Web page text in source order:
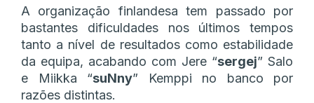
A organização finlandesa tem passado por
bastantes dificuldades nos últimos tempos
tanto a nível de resultados como estabilidade
da equipa, acabando com Jere “sergej” Salo
e Miikka “⁠suNny⁠” Kemppi no banco por
razões distintas.